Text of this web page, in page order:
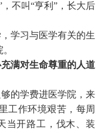
不叫“亨利”，长大后
学习与医学有关的生
。
满对生命尊重的人道
的学费进医学院，来
工作环境艰苦，每周
当开路工，伐木、装